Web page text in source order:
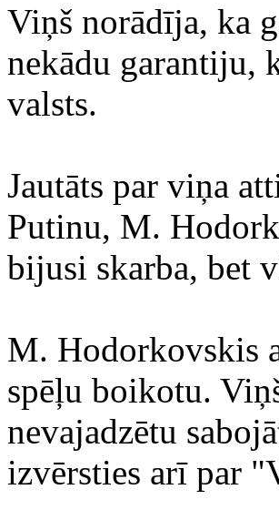
Viņš norādīja, ka
nekādu garantiju,
valsts.
Jautāts par viņa
Putinu, M.
bijusi skarba, bet
M. Hodorkovskis
spēļu boikotu.
nevajadzētu
izvērsties arī par